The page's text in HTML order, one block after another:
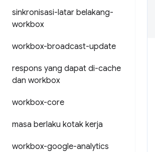
sinkronisasi-latar belakang-
workbox
workbox-broadcast-update
respons yang dapat di-cache
dan workbox
workbox-core
masa berlaku kotak kerja
workbox-google-analytics